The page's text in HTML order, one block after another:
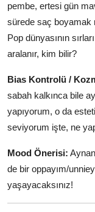
pembe, ertesi gün
sürede saç boyamak
Pop dünyasının
aralanır, kim bilir?
Bias Kontrolü /
sabah kalkınca bile
yapıyorum, o da
seviyorum işte, ne
Mood Önerisi:
de bir oppayım/
yaşayacaksınız!